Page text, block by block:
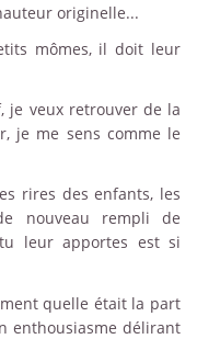
originelle...
mômes, il doit leur
je veux retrouver de la
je me sens comme le
rires des enfants, les
nouveau rempli de
leur apportes est si
quelle était la part
enthousiasme délirant